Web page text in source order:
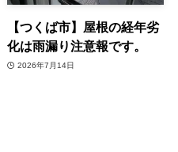
【つくば市】屋根の経年劣
化は雨漏り注意報です。
2026年7月14日